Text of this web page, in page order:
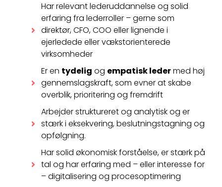
Har relevant lederuddannelse og solid
erfaring fra lederroller – gerne som
direktør, CFO, COO eller lignende i
ejerledede eller vækstorienterede
virksomheder
Er en tydelig og empatisk ledermed høj
gennemslagskraft, som evner at skabe
overblik, prioritering og fremdrift
Arbejder struktureret og analytisk og er
stærk i eksekvering, beslutningstagning og
opfølgning.
Har solid økonomisk forståelse, er stærk på
tal og har erfaring med – eller interesse for
– digitalisering og procesoptimering